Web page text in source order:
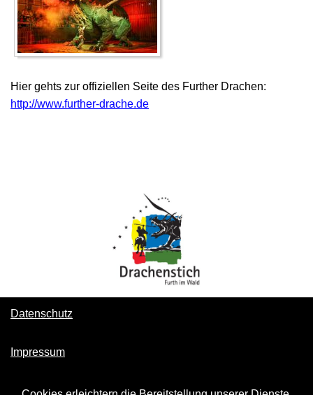
Hier gehts zur offiziellen Seite des Further Drachen:
http://www.further-drache.de
Datenschutz
Impressum